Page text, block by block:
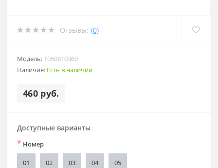
Отзывы: (0)
Модель: 1050810360
Наличие: Есть в наличии
460 руб.
Доступные варианты
* Номер
01 02 03 04 05